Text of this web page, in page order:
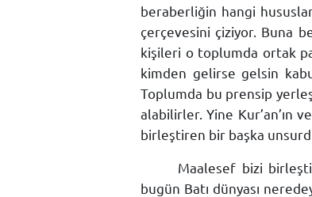
beraberliğin hangi
çerçevesini çiziyor. Buna
kişileri o toplumda ortak
kimden gelirse gelsin
Toplumda bu prensip
alabilirler. Yine Kur’an’ın
birleştiren bir başka
Maalesef bizi
bugün Batı dünyası